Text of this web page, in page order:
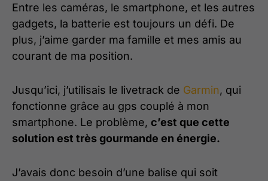
Entre les caméras, le smartphone, et les autres
gadgets, la batterie est toujours un défi. De
plus, j’aime garder ma famille et mes amis au
courant de ma position.
Jusqu’ici, j’utilisais le livetrack de Garmin, qui
fonctionne grâce au gps couplé à mon
smartphone. Le problème, c’est que cette
solution est très gourmande en énergie.
J’avais donc besoin d’une balise qui soit